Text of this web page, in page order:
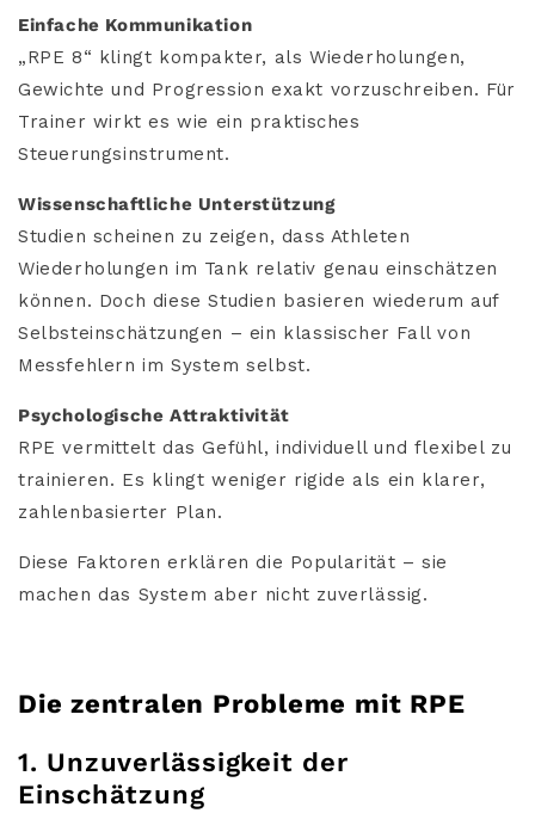
Einfache Kommunikation
„RPE 8“ klingt kompakter, als Wiederholungen,
Gewichte und Progression exakt vorzuschreiben. Für
Trainer wirkt es wie ein praktisches
Steuerungsinstrument.
Wissenschaftliche Unterstützung
Studien scheinen zu zeigen, dass Athleten
Wiederholungen im Tank relativ genau einschätzen
können. Doch diese Studien basieren wiederum auf
Selbsteinschätzungen – ein klassischer Fall von
Messfehlern im System selbst.
Psychologische Attraktivität
RPE vermittelt das Gefühl, individuell und flexibel zu
trainieren. Es klingt weniger rigide als ein klarer,
zahlenbasierter Plan.
Diese Faktoren erklären die Popularität – sie
machen das System aber nicht zuverlässig.
Die zentralen Probleme mit RPE
1. Unzuverlässigkeit der
Einschätzung